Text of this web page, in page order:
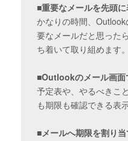
■重要なメールを先頭
かなりの時間、
要なメールだと思った
ち着いて取り組めます。
■Outlookのメール画面
予定表や、やるべきこ
も期限も確認できる表
■メールへ期限を割り当